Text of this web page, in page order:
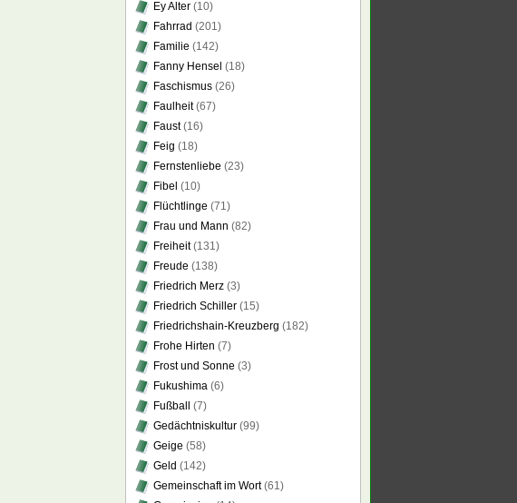
Ey Alter (10)
Fahrrad (201)
Familie (142)
Fanny Hensel (18)
Faschismus (26)
Faulheit(67)
Faust(16)
Feig (18)
Fernstenliebe (23)
Fibel (10)
Flüchtlinge (71)
Frau und Mann (82)
Freiheit(131)
Freude (138)
Friedrich Merz (3)
Friedrich Schiller (15)
Friedrichshain-Kreuzberg (182)
Frohe Hirten (7)
Frost und Sonne (3)
Fukushima (6)
Fußball
(7)
Gedächtniskultur (99)
Geige (58)
Geld (142)
Gemeinschaft im Wort(61)